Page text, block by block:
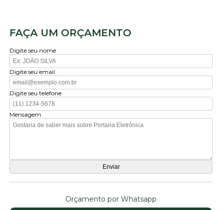
FAÇA UM ORÇAMENTO
Digite seu nome
Digite seu email
Digite seu telefone
Mensagem
Orçamento por Whatsapp